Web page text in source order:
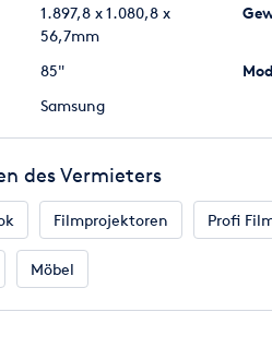
Preis ist Saison- und
1.897,8 x 1.080,8 x
56,7mm
85"
Samsung
des Vermieters
Filmprojektoren Profi
Möbel